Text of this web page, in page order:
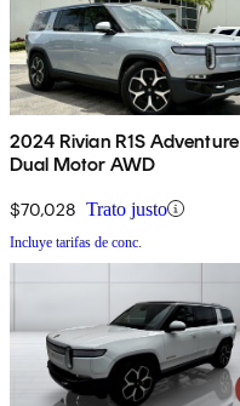
2024 Rivian R1S Adventure
Dual Motor AWD
$70,028 Trato justo
Incluye tarifas de conc.